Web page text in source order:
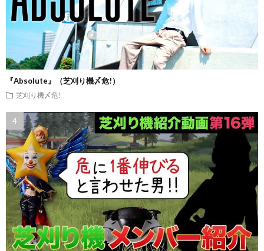
『Absolute』（芝刈り機〆危!）
芝刈り機〆危!